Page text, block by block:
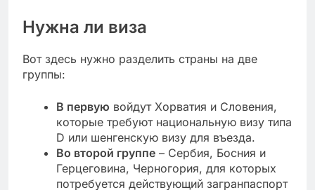
Нужна ли виза
Вот здесь нужно разделить страны на две
группы:
В первую войдут Хорватия и Словения,
которые требуют национальную визу типа
D или шенгенскую визу для въезда.
Во второй группе – Сербия, Босния и
Герцеговина, Черногория, для которых
потребуется действующий загранпаспорт